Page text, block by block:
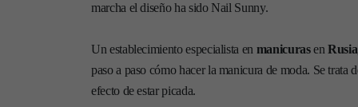
marcha el diseño ha sido Nail Sunny.
Un establecimiento especialista en manicurasenRusia
paso a paso cómo hacer la manicura de moda. Se trata
efecto de estar picada.